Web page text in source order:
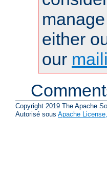
either
our
Copyright 2019 The Apache
Autorisé sous Apache